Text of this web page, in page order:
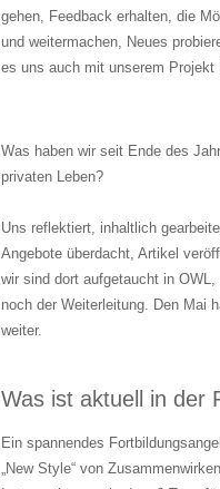
gehen, Feedback erhalten, die
und weitermachen, Neues
es uns auch mit unserem Projekt
Was haben wir seit Ende des
privaten Leben?
Uns reflektiert, inhaltlich
Angebote überdacht, Artikel
wir sind dort aufgetaucht in
noch der Weiterleitung. Den Mai
weiter.
Was ist aktuell in der
Ein spannendes
„New Style“ von